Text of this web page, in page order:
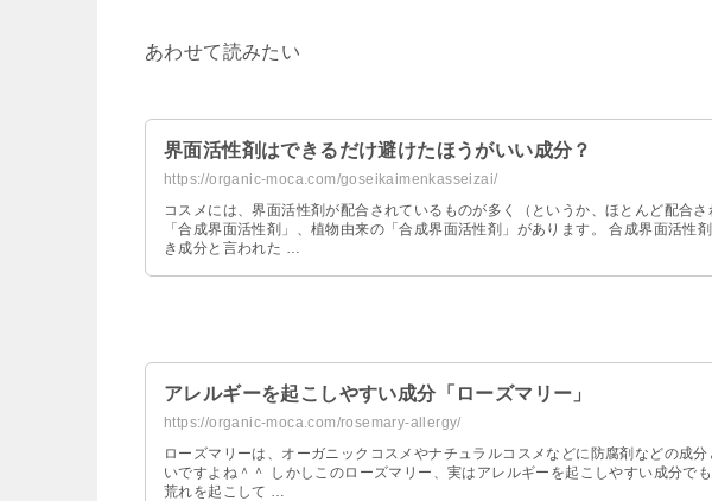
あわせて読みたい
界面活性剤はできるだけ避けたほうがいい成分？
https://organic-moca.com/goseikaimenkasseizai/
コスメには、界面活性剤が配合されているものが多く（というか、ほとんど配合
「合成界面活性剤」、植物由来の「合成界面活性剤」があります。 合成界面活性
き成分と言われた …
アレルギーを起こしやすい成分「ローズマリー」
https://organic-moca.com/rosemary-allergy/
ローズマリーは、オーガニックコスメやナチュラルコスメなどに防腐剤などの成
いですよね＾＾ しかしこのローズマリー、実はアレルギーを起こしやすい成分で
荒れを起こして …